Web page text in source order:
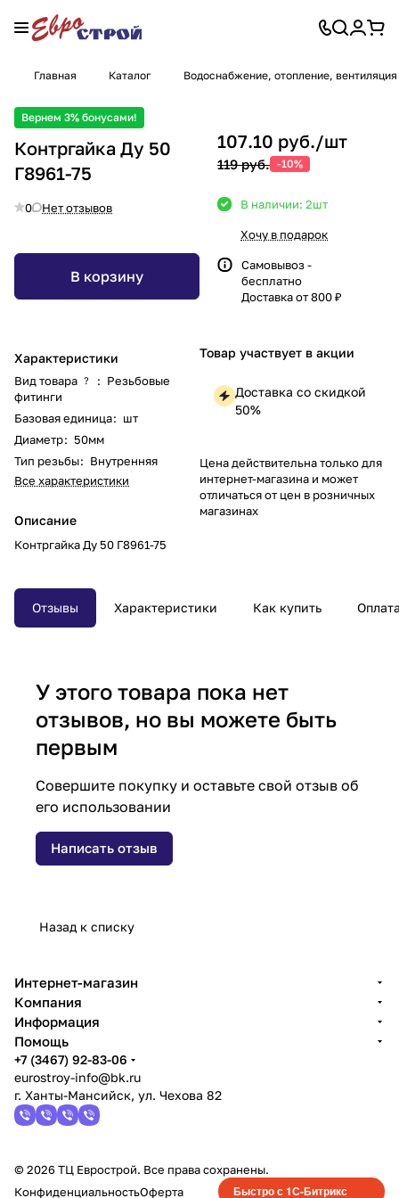
Главная Каталог Водоснабжение, отопление, вентиляция
Вернем 3% бонусами!
Контргайка Ду 50
Г8961-75
0 Нет отзывов
В корзину
Характеристики
Вид товара ? : Резьбовые
фитинги
Базовая единица: шт
Диаметр: 50мм
Тип резьбы: Внутренняя
Все характеристики
Описание
Контргайка Ду 50 Г8961-75
107.10 руб./шт
119 руб. -10%
В наличии: 2шт
Хочу в подарок
Самовывоз -
бесплатно
Доставка от 800 ₽
Товар участвует в акции
Доставка со скидкой
50%
Цена действительна только для
интернет-магазина и может
отличаться от цен в розничных
магазинах
Отзывы Характеристики Как купить
У этого товара пока нет
отзывов, но вы можете быть
первым
Совершите покупку и оставьте свой отзыв об
его использовании
Написать отзыв
Назад к списку
Интернет-магазин
Компания
Информация
Помощь
+7 (3467) 92-83-06
eurostroy-info@bk.ru
г. Ханты-Мансийск, ул. Чехова 82
© 2026 ТЦ Еврострой. Все права сохранены.
КонфиденциальностьОферта Быстро с 1С-Битрикс